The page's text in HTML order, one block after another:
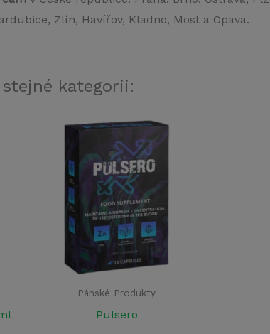
Zlín, Havířov, Kladno, Most a Opava.
kategorii:
Pánské Produkty
Pulsero